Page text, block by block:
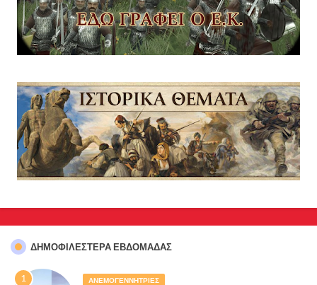
ΔΗΜΟΦΙΛΈΣΤΕΡΑ ΕΒΔΟΜΆΔΑΣ
ΑΝΕΜΟΓΕΝΝΗΤΡΙΕΣ